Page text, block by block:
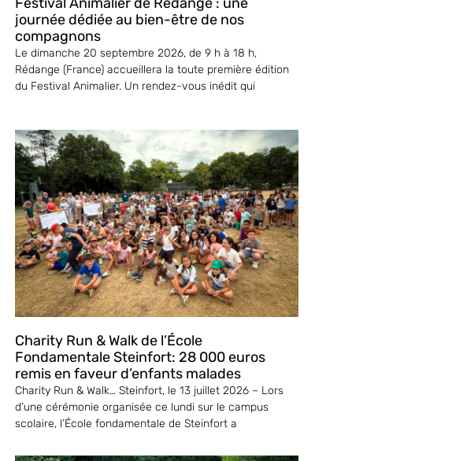
journée dédiée au bien-être de nos
compagnons
Le dimanche 20 septembre 2026, de 9 h à 18 h,
Rédange (France) accueillera la toute première édition
du Festival Animalier. Un rendez-vous inédit qui
Charity Run & Walk de l’École
Fondamentale Steinfort: 28 000 euros
remis en faveur d’enfants malades
Charity Run & Walk… Steinfort, le 13 juillet 2026 – Lors
d’une cérémonie organisée ce lundi sur le campus
scolaire, l’École fondamentale de Steinfort a